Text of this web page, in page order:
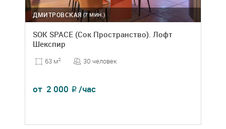
(7 МИН.)
ДМИТРОВСКАЯ
SOK SPACE (Сок Пространство). Лофт
Шекспир
63 м2 30 человек
от 2 000 ₽ /час